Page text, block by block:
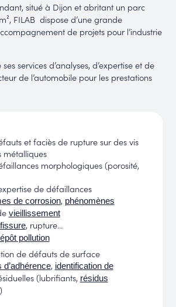
situé à Dijon et abritant un parc
FILAB dispose d’une grande
de projets pour l’industrie
services d’analyses, d’expertise et de
de l’automobile pour les prestations
et faciès de rupture sur des vis
métalliques
morphologiques (porosité,
de défaillances
de corrosion, phénomènes
vieillissement
fissure, rupture…
pollution
de défauts de surface
d’adhérence, identification de
(lubrifiants, résidus